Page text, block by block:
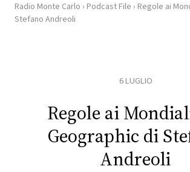
HOME
RADIO
PLAYLIST
Radio Monte Carlo › Podcast File › Regole ai
Stefano Andreoli
6 LUGLIO
Regole ai
Geographic di
Andreoli